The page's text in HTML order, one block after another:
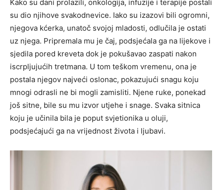
Kako su dani prolazili, onkologija, infuzije i terapije postali
su dio njihove svakodnevice. Iako su izazovi bili ogromni,
njegova kćerka, unatoč svojoj mladosti, odlučila je ostati
uz njega. Pripremala mu je čaj, podsjećala ga na lijekove i
sjedila pored kreveta dok je pokušavao zaspati nakon
iscrpljujućih tretmana. U tom teškom vremenu, ona je
postala njegov najveći oslonac, pokazujući snagu koju
mnogi odrasli ne bi mogli zamisliti. Njene ruke, ponekad
još sitne, bile su mu izvor utjehe i snage. Svaka sitnica
koju je učinila bila je poput svjetionika u oluji,
podsjećajući ga na vrijednost života i ljubavi.